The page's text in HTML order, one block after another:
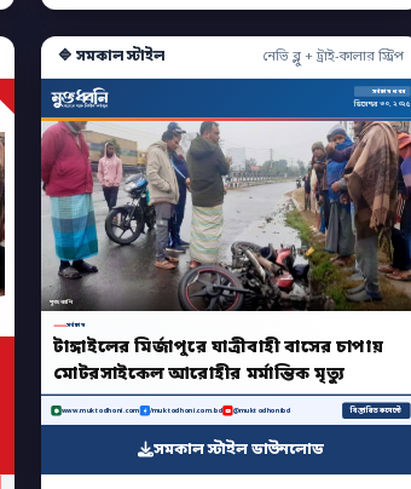
🔷 সমকাল স্টাইল নেভি ব্লু + ট্রাই-কালার স্ট্রিপ
সর্বশেষ খবর
ডিসেম্বর ৩০, ২০২৫
মুক্তধ্বনি
সর্বশেষ
টাঙ্গাইলের মির্জাপুরে যাত্রীবাহী বাসের চাপায়
মোটরসাইকেল আরোহীর মর্মান্তিক মৃত্যু
www.muktodhoni.com /muktodhoni.com.bd @muktodhonibd বিস্তারিত কমেন্টে
সমকাল স্টাইল ডাউনলোড